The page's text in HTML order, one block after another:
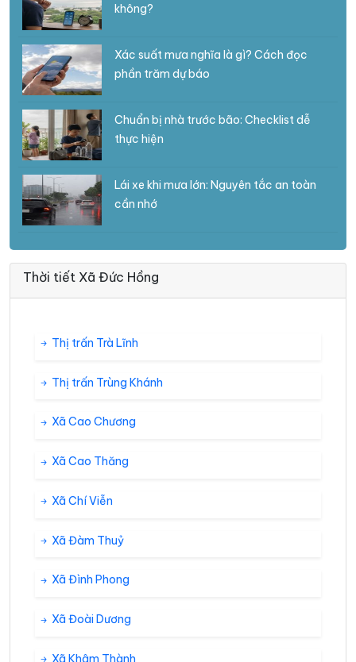
không?
Xác suất mưa nghĩa là gì? Cách đọc
phần trăm dự báo
Chuẩn bị nhà trước bão: Checklist dễ
thực hiện
Lái xe khi mưa lớn: Nguyên tắc an toàn
cần nhớ
Thời tiết Xã Đức Hồng
Thị trấn Trà Lĩnh
Thị trấn Trùng Khánh
Xã Cao Chương
Xã Cao Thăng
Xã Chí Viễn
Xã Đàm Thuỷ
Xã Đình Phong
Xã Đoài Dương
Xã Khâm Thành